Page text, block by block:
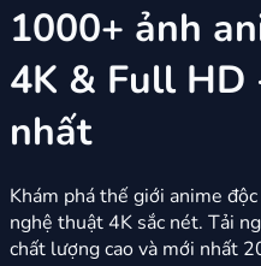
1000+ ảnh
4K & Full HD
nhất
Khám phá thế giới anime
nghệ thuật 4K sắc nét. Tải
chất lượng cao và mới nhất